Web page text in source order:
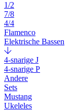
1/2
7/8
4/4
Flamenco
Elektrische Bassen
4-snarige J
4-snarige P
Andere
Sets
Mustang
Ukeleles